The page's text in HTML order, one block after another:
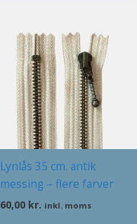
Lynlås 35 cm. antik
messing – flere farver
60,00 kr. inkl. moms